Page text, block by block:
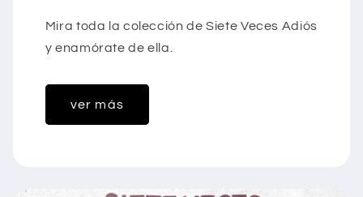
Mira toda la colección de Siete Veces Adiós
y enamórate de ella.
ver más